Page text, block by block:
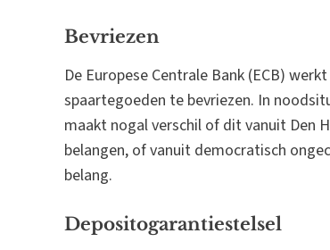
Bevriezen
De Europese Centrale Bank (ECB)
spaartegoeden te bevriezen. In
maakt nogal verschil of dit vanuit Den
belangen, of vanuit democratisch
belang.
Depositogarantiestelsel